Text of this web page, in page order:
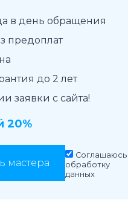
в день обращения
предоплат
до 2 лет
заявки с сайта!
20%
мастера
Соглашаюсь
обработку
данных